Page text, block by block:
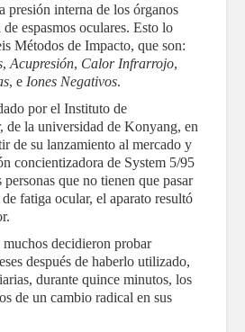
presión interna de los órganos
espasmos oculares. Esto lo
Métodos de Impacto, que son:
, Acupresión, Calor Infrarrojo,
, e Iones Negativos.
por el Instituto de
de la universidad de Konyang, en
de su lanzamiento al mercado y
concientizadora de System 5/95
que no tienen que pasar
fatiga ocular, el aparato resultó
decidieron probar
después de haberlo utilizado,
durante quince minutos, los
de un cambio radical en sus